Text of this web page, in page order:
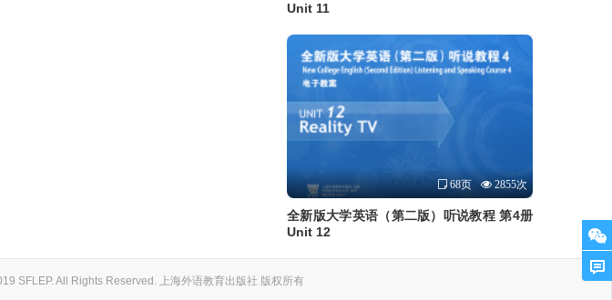
Unit 11
68页 2855次
全新版大学英语（第二版）听说教程 第4册
Unit 12
SFLEP. All Rights Reserved. 上海外语教育出版社 版权所有